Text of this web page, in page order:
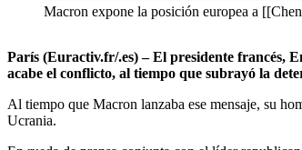
Macron expone la posición europea a
París (Euractiv.fr/.es) – El presidente francés,
acabe el conflicto, al tiempo que subrayó la
Al tiempo que Macron lanzaba ese mensaje, su
Ucrania.